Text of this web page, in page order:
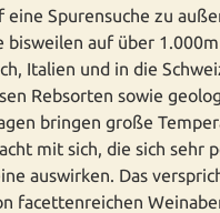
eine Spurensuche zu
bisweilen auf über
Italien und in die
Rebsorten sowie
bringen große
mit sich, die sich sehr
auswirken. Das
facettenreichen